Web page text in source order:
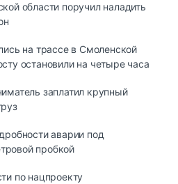
области поручил наладить
на трассе в Смоленской
остановили на четыре часа
заплатил крупный
аварии под
пробкой
по нацпроекту